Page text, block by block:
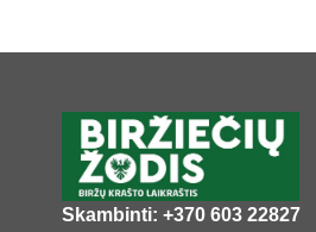
Skambinti: +370 603 22827